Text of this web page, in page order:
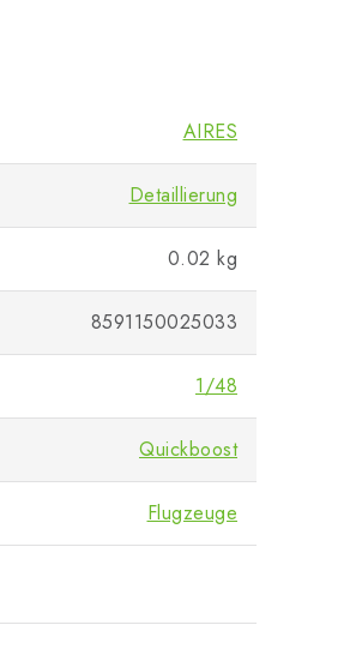
AIRES
Detaillierung
0.02 kg
8591150025033
1/48
Quickboost
Flugzeuge